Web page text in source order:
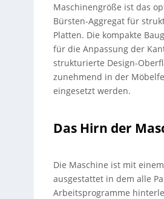
Maschinengröße ist das
Bürsten-Aggregat für
Platten. Die kompakte
für die Anpassung der
strukturierte Design-
zunehmend in der
eingesetzt werden.
Das Hirn der
Die Maschine ist mit
ausgestattet in dem alle
Arbeitsprogramme